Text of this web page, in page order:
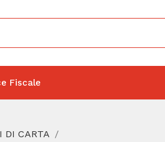
Fiscale
DI CARTA